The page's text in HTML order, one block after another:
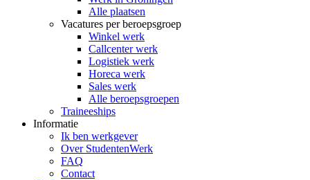
Alle plaatsen
Vacatures per beroepsgroep
Winkel werk
Callcenter werk
Logistiek werk
Horeca werk
Sales werk
Alle beroepsgroepen
Traineeships
Informatie
Ik ben werkgever
Over StudentenWerk
FAQ
Contact